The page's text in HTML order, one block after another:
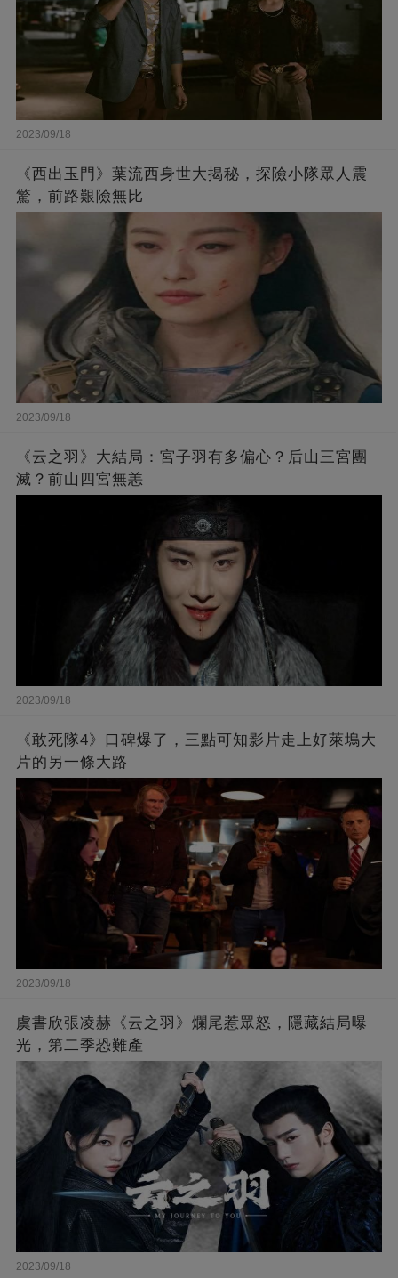
2023/09/18
《西出玉門》葉流西身世大揭秘，探險小隊眾人震
驚，前路艱險無比
2023/09/18
《云之羽》大結局：宮子羽有多偏心？后山三宮團
滅？前山四宮無恙
2023/09/18
《敢死隊4》口碑爆了，三點可知影片走上好萊塢大
片的另一條大路
2023/09/18
虞書欣張凌赫《云之羽》爛尾惹眾怒，隱藏結局曝
光，第二季恐難產
2023/09/18